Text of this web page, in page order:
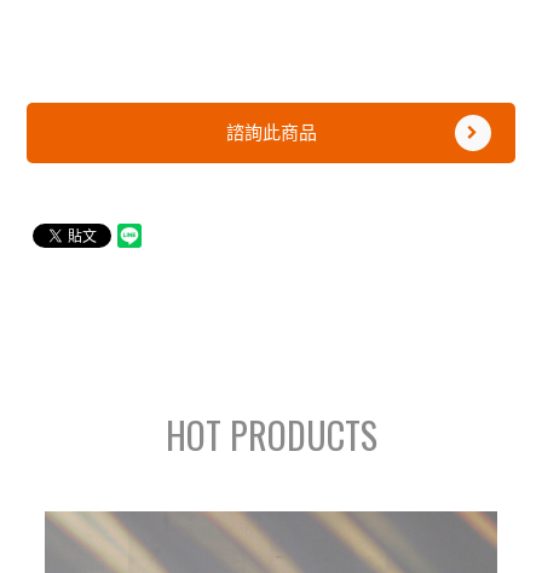
諮詢此商品
HOT PRODUCTS